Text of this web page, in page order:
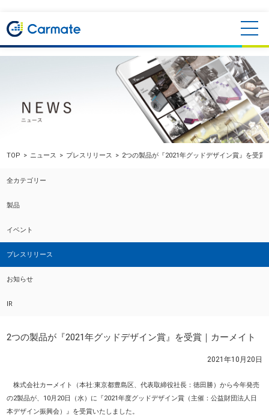
TOP ニュース プレスリリース 2つの製品が『2021年グッドデザイン賞』を受賞
全カテゴリー
製品
イベント
プレスリリース
お知らせ
IR
2つの製品が『2021年グッドデザイン賞』を受賞｜カーメイト
2021年10月20日
株式会社カーメイト（本社:東京都豊島区、代表取締役社長：徳田勝）から今年発売
の2製品が、10月20日（水）に『2021年度グッドデザイン賞（主催：公益財団法人日
本デザイン振興会）』を受賞いたしました。